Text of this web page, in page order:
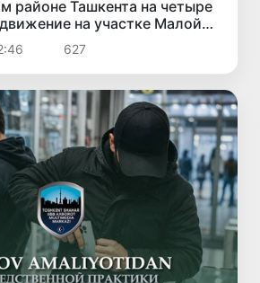
районе Ташкента на четыре
на участке Малой
627